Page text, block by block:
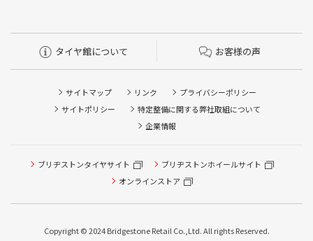
タイヤ館について お客様の声
サイトマップ リンク
プライバシーポリシー
サイトポリシー
特定整備に関する弊社取組について
企業情報
ブリヂストンタイヤサイト
ブリヂストンホイールサイト
オンラインストア
Copyright © 2024 Bridgestone Retail Co.,Ltd. All rights Reserved.
タイヤ点検・安全点検/タイヤ履き替え/オイル交換/その他
ピット作業の予約
本日のタイヤ履き替え順番待ち予約 ※クローク契約会員の